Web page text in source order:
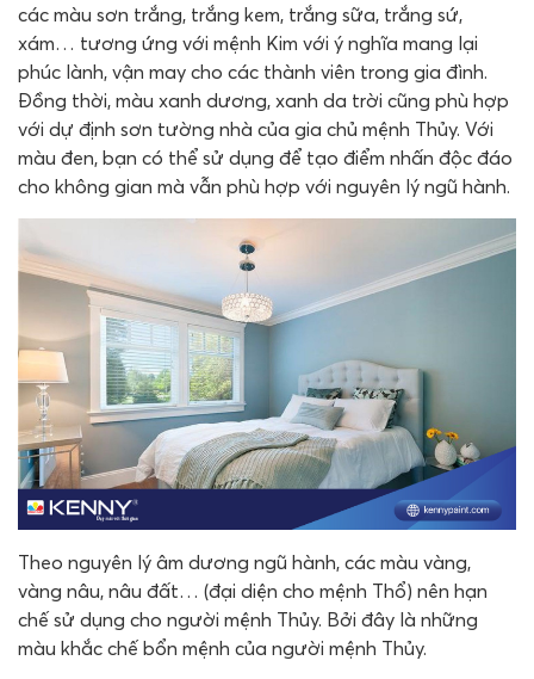
các màu sơn trắng, trắng kem, trắng sữa, trắng sứ,
xám… tương ứng với mệnh Kim với ý nghĩa mang lại
phúc lành, vận may cho các thành viên trong gia đình.
Đồng thời, màu xanh dương, xanh da trời cũng phù hợp
với dự định sơn tường nhà của gia chủ mệnh Thủy. Với
màu đen, bạn có thể sử dụng để tạo điểm nhấn độc đáo
cho không gian mà vẫn phù hợp với nguyên lý ngũ hành.
Theo nguyên lý âm dương ngũ hành, các màu vàng,
vàng nâu, nâu đất… (đại diện cho mệnh Thổ) nên hạn
chế sử dụng cho người mệnh Thủy. Bởi đây là những
màu khắc chế bổn mệnh của người mệnh Thủy.